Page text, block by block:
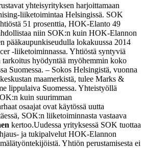
yhteisyrityksen harjoittamaan
liiketoimintaa Helsingissä. SOK
51 prosenttia, HOK-Elanto 49
niin SOK:n kuin HOK-Elannon
pääkaupunkiseudulla lokakuussa 2014
-liiketoiminnassa. Yhtiöstä syntyviä
hyödyntää myöhemmin koko
Suomessa. – Sokos Helsingistä, vuonna
maamerkistä, tulee Marks &
lippulaiva Suomessa. Yhteistyöllä
kuin suurimman
osaajat ovat käytössä uutta
SOK:n liiketoiminnasta vastaava
kertoo.Uudessa yrityksessä SOK tuottaa
ja tukipalvelut HOK-Elannon
Yhtiön perustamisesta ei